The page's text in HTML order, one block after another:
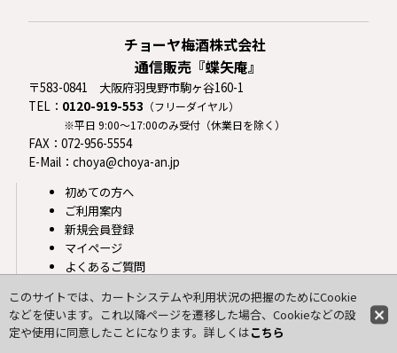
チョーヤ梅酒株式会社
通信販売『蝶矢庵』
〒583-0841 大阪府羽曳野市駒ヶ谷160-1
TEL： 0120-919-553 （フリーダイヤル）
※平日 9:00〜17:00のみ受付（休業日を除く）
FAX：072-956-5554
E-Mail：choya@choya-an.jp
初めての方へ
ご利用案内
新規会員登録
マイページ
よくあるご質問
特定商取引法
プライバシーポリシー
このサイトでは、カートシステムや利用状況の把握のためにCookie
などを使います。これ以降ページを遷移した場合、Cookieなどの設
定や使用に同意したことになります。詳しくはこちら